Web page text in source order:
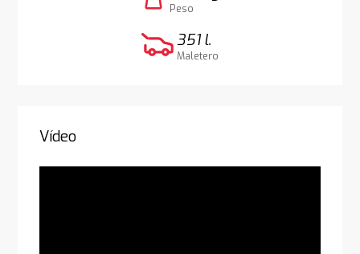
Peso
351 l.
Maletero
Vídeo